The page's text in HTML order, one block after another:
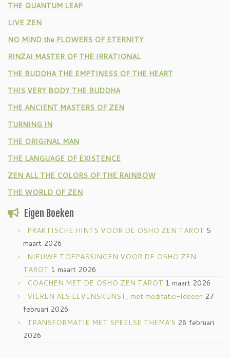
THE QUANTUM LEAP
LIVE ZEN
NO MIND the FLOWERS OF ETERNITY
RINZAI MASTER OF THE IRRATIONAL
THE BUDDHA THE EMPTINESS OF THE HEART
THIS VERY BODY THE BUDDHA
THE ANCIENT MASTERS OF ZEN
TURNING IN
THE ORIGINAL MAN
THE LANGUAGE OF EXISTENCE
ZEN ALL THE COLORS OF THE RAINBOW
THE WORLD OF ZEN
Eigen Boeken
PRAKTISCHE HINTS VOOR DE OSHO ZEN TAROT 5
maart 2026
NIEUWE TOEPASSINGEN VOOR DE OSHO ZEN
TAROT 1 maart 2026
COACHEN MET DE OSHO ZEN TAROT 1 maart 2026
VIEREN ALS LEVENSKUNST, met meditatie-Ideeën 27
februari 2026
TRANSFORMATIE MET SPEELSE THEMA’S 26 februari
2026